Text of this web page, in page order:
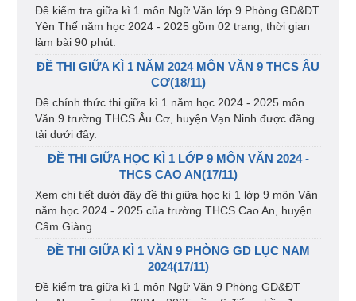
Đề kiểm tra giữa kì 1 môn Ngữ Văn lớp 9 Phòng GD&ĐT
Yên Thế năm học 2024 - 2025 gồm 02 trang, thời gian
làm bài 90 phút.
ĐỀ THI GIỮA KÌ 1 NĂM 2024 MÔN VĂN 9 THCS ÂU
CƠ(18/11)
Đề chính thức thi giữa kì 1 năm học 2024 - 2025 môn
Văn 9 trường THCS Âu Cơ, huyện Vạn Ninh được đăng
tải dưới đây.
ĐỀ THI GIỮA HỌC KÌ 1 LỚP 9 MÔN VĂN 2024 -
THCS CAO AN(17/11)
Xem chi tiết dưới đây đề thi giữa học kì 1 lớp 9 môn Văn
năm học 2024 - 2025 của trường THCS Cao An, huyện
Cẩm Giàng.
ĐỀ THI GIỮA KÌ 1 VĂN 9 PHÒNG GD LỤC NAM
2024(17/11)
Đề kiểm tra giữa kì 1 môn Ngữ Văn 9 Phòng GD&ĐT